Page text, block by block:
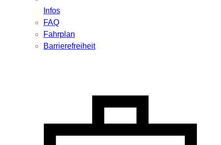
Infos
FAQ
Fahrplan
Barrierefreiheit